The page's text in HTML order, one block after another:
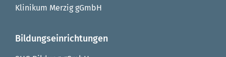
Klinikum Merzig gGmbH
Bildungseinrichtungen